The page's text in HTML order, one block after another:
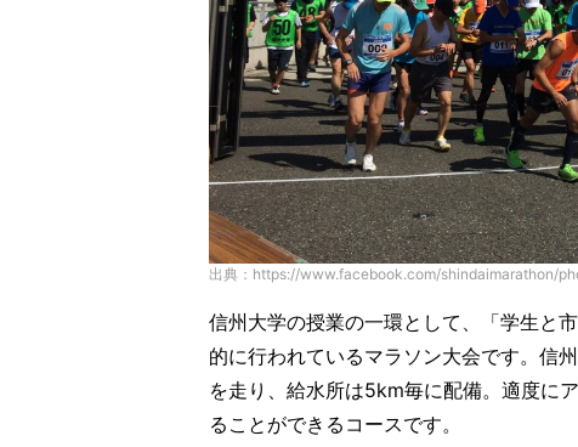
出典：https://www.facebook.com/shindaimarathon/
信州大学の授業の一環として、「学生と
的に行われているマラソン大会です。信
を走り、給水所は5km毎に配備。適度に
ることができるコースです。